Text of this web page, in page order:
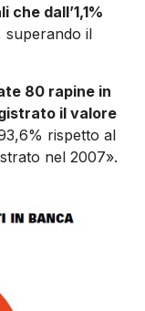
dall’1,1%
superando il
80 rapine in
il valore
rispetto al
nel 2007».